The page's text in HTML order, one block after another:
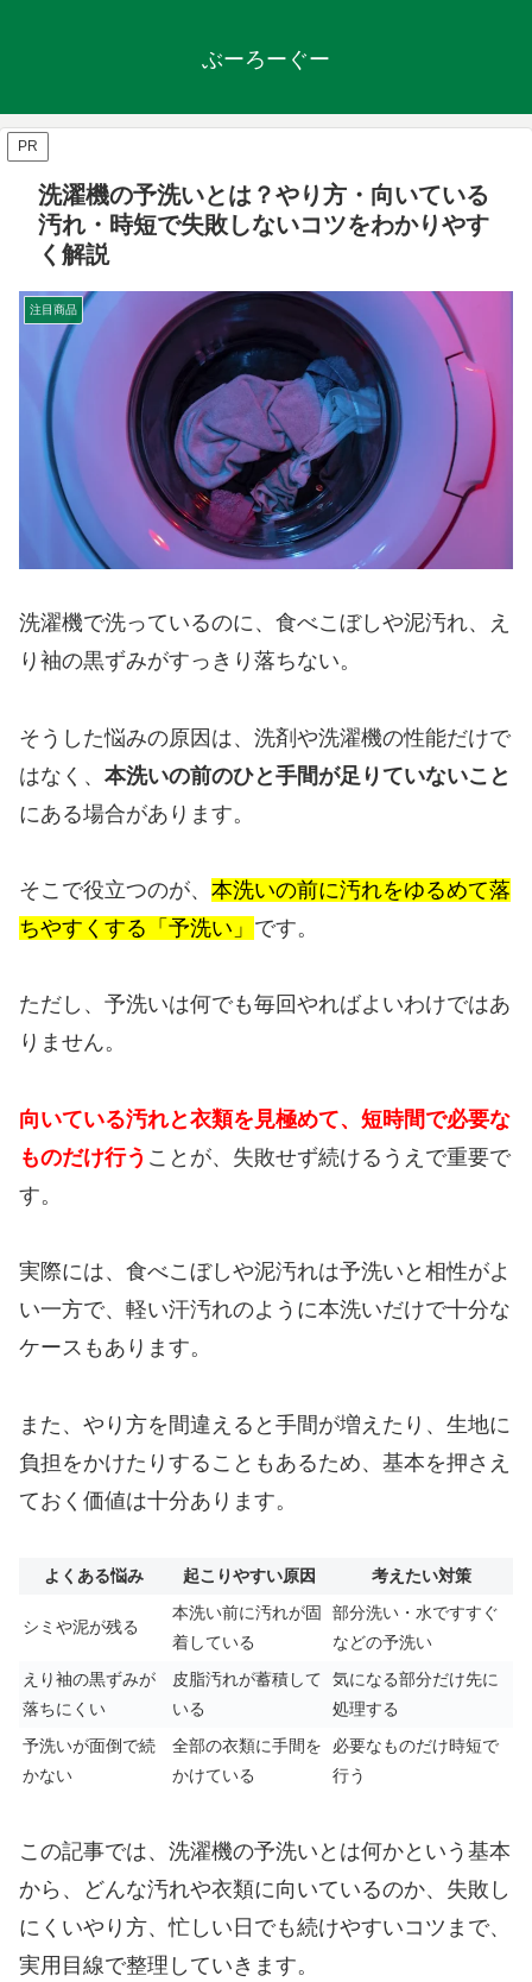
ぶーろーぐー
PR
洗濯機の予洗いとは？やり方・向いている
汚れ・時短で失敗しないコツをわかりやす
く解説
注目商品
洗濯機で洗っているのに、食べこぼしや泥汚れ、え
り袖の黒ずみがすっきり落ちない。
そうした悩みの原因は、洗剤や洗濯機の性能だけで
はなく、 本洗いの前のひと手間が足りていないこと
にある場合があります。
そこで役立つのが、 本洗いの前に汚れをゆるめて落
ちやすくする「予洗い」 です。
ただし、予洗いは何でも毎回やればよいわけではあ
りません。
向いている汚れと衣類を見極めて、短時間で必要な
ものだけ行う ことが、失敗せず続けるうえで重要で
す。
実際には、食べこぼしや泥汚れは予洗いと相性がよ
い一方で、軽い汗汚れのように本洗いだけで十分な
ケースもあります。
また、やり方を間違えると手間が増えたり、生地に
負担をかけたりすることもあるため、基本を押さえ
ておく価値は十分あります。
よくある悩み 起こりやすい原因 考えたい対策
シミや泥が残る
本洗い前に汚れが固
着している
部分洗い・水ですすぐ
などの予洗い
えり袖の黒ずみが
落ちにくい
皮脂汚れが蓄積して
いる
気になる部分だけ先に
処理する
予洗いが面倒で続
かない
全部の衣類に手間を
かけている
必要なものだけ時短で
行う
この記事では、洗濯機の予洗いとは何かという基本
から、どんな汚れや衣類に向いているのか、失敗し
にくいやり方、忙しい日でも続けやすいコツまで、
実用目線で整理していきます。